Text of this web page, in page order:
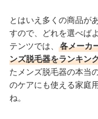
とはいえ多くの商品が
すので、どれを選べば
テンツでは、
各メーカ
ンズ脱毛器をランキン
たメンズ脱毛器の本当
のケアにも使える家庭
ね。